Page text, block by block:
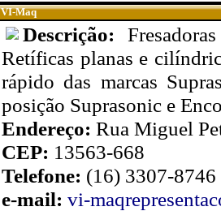
VI-Maq
Descrição:
Retíficas planas e
rápido das marcas
posição Suprasonic e
Endereço: Rua Miguel
CEP: 13563-668
Telefone: (16) 3307-8746
e-mail: vi-